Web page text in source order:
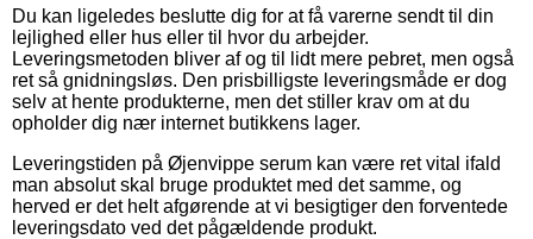
Du kan ligeledes beslutte dig for at få varerne sendt til din
lejlighed eller hus eller til hvor du arbejder.
Leveringsmetoden bliver af og til lidt mere pebret, men også
ret så gnidningsløs. Den prisbilligste leveringsmåde er dog
selv at hente produkterne, men det stiller krav om at du
opholder dig nær internet butikkens lager.
Leveringstiden på Øjenvippe serum kan være ret vital ifald
man absolut skal bruge produktet med det samme, og
herved er det helt afgørende at vi besigtiger den forventede
leveringsdato ved det pågældende produkt.